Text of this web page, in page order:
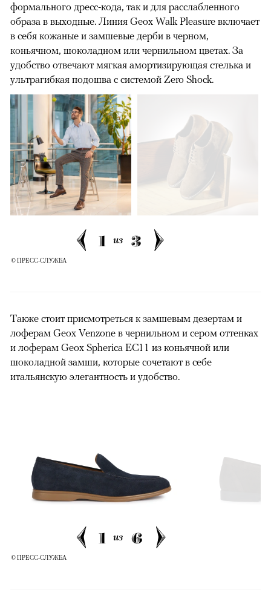
формального дресс-кода, так и для расслабленного
образа в выходные. Линия Geox Walk Pleasure включает
в себя кожаные и замшевые дерби в черном,
коньячном, шоколадном или чернильном цветах. За
удобство отвечают мягкая амортизирующая стелька и
ультрагибкая подошва с системой Zero Shock.
1 из 3
© ПРЕСС-СЛУЖБА
Также стоит присмотреться к замшевым дезертам и
лоферам Geox Venzone в чернильном и сером оттенках
и лоферам Geox Spherica EC11 из коньячной или
шоколадной замши, которые сочетают в себе
итальянскую элегантность и удобство.
1 из 6
© ПРЕСС-СЛУЖБА